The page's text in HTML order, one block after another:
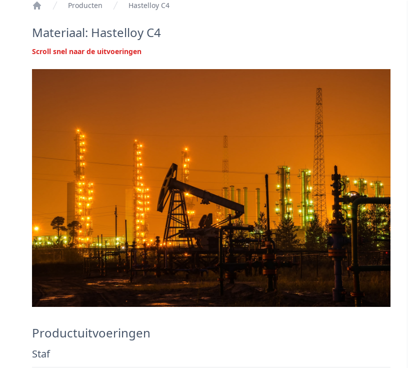
Producten Hastelloy C4
Materiaal: Hastelloy C4
Scroll snel naar de uitvoeringen
Productuitvoeringen
Staf